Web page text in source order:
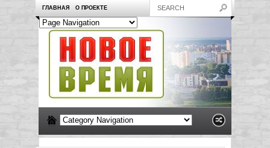
ГЛАВНАЯ О ПРОЕКТЕ